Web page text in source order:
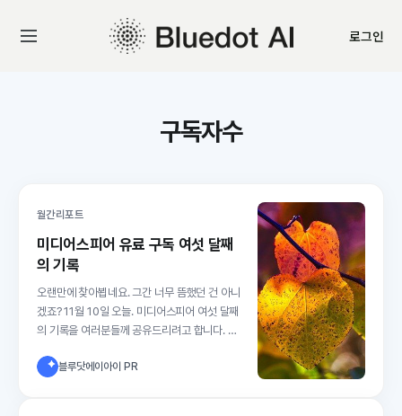
로그인
구독자수
월간리포트
미디어스피어 유료 구독 여섯 달째
의 기록
오랜만에 찾아뵙네요. 그간 너무 뜸했던 건 아니
겠죠? 11월 10일 오늘. 미디어스피어 여섯 달째
의 기록을 여러분들께 공유드리려고 합니다. 늘
려드릴게요. 오늘 현재 미디어스피어에는 8개
블루닷에이아이 PR